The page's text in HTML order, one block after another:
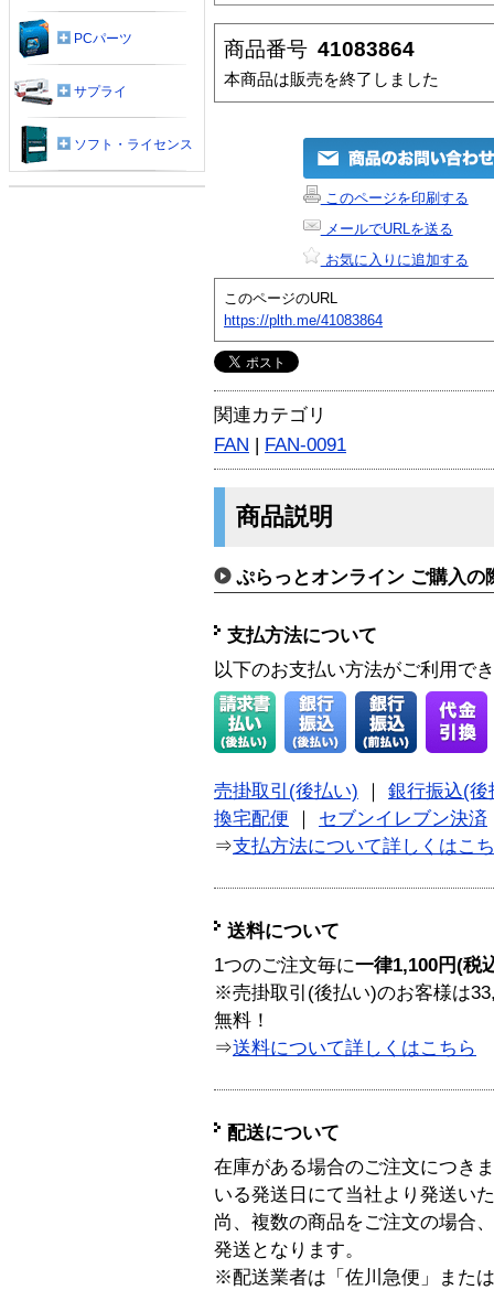
商品番号 41083864
本商品は販売を終了しました
このページを印刷する
メールでURLを送る
お気に入りに追加する
このページのURL
https://plth.me/41083864
関連カテゴリ
FAN | FAN-0091
商品説明
ぷらっとオンライン ご購入の
支払方法について
以下のお支払い方法がご利用で
売掛取引(後払い)
銀行振込(後
換宅配便
セブンイレブン決済
⇒支払方法について詳しくはこ
送料について
1つのご注文毎に一律1,100円(税
※売掛取引(後払い)のお客様は
無料！
⇒送料について詳しくはこちら
配送について
在庫がある場合のご注文につき
いる発送日にて当社より発送い
尚、複数の商品をご注文の場合
発送となります。
※配送業者は「佐川急便」また
PCパーツ
サプライ
ソフト・ライセンス